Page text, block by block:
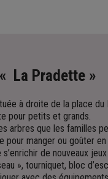
La Pradette »
à droite de la place du
pour petits et grands.
arbres que les familles
pour manger ou goûter
de nouveaux
», tourniquet, bloc